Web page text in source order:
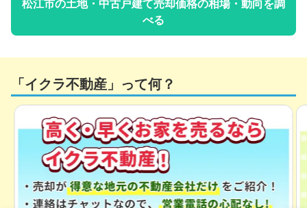
松江市の土地・中古戸建て売却価格の相場・動向を調
べる
「イクラ不動産」って何？